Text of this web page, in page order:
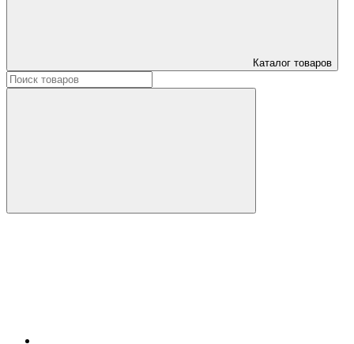
Каталог товаров
Искать: